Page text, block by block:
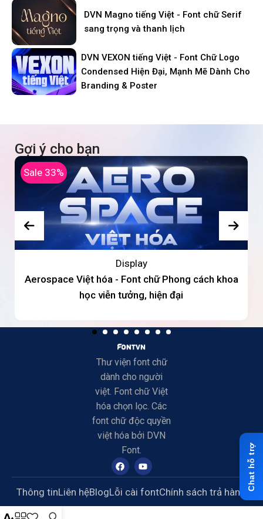
DVN Magno tiếng Việt - Font chữ Serif
sang trọng và thanh lịch
DVN VEXON tiếng Việt - Font Chữ Logo
Condensed Hiện Đại, Mạnh Mẽ Dành Cho
Branding & Poster
Gợi ý cho bạn
Sale 33%
Display
Aerospace Việt hóa - Font chữ Phong cách khoa
học viễn tưởng, hiện đại
Thư viện font chữ
dành cho người
việt. Font chữ Việt
hóa chọn lọc. Các
font chữ độc quyền
việt hóa bởi DVN
Font.
Thông tinLiên hệBlogLỗi cài fontChính sách trả hàng